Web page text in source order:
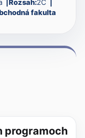
Rozsah:2C
fakulta
programoch